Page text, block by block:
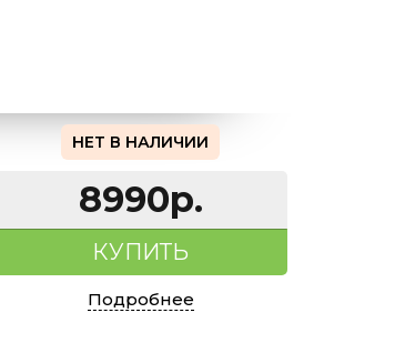
НЕТ В НАЛИЧИИ
8990р.
КУПИТЬ
Подробнее